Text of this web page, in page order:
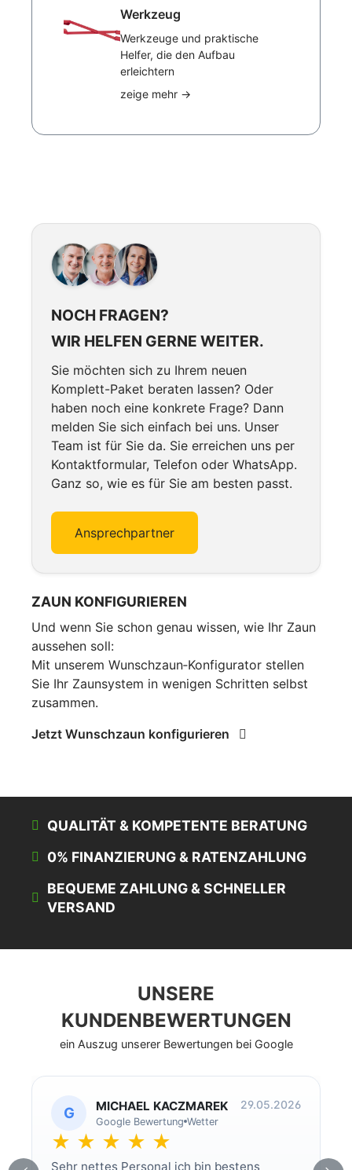
Werkzeug
Werkzeuge und praktische
Helfer, die den Aufbau
erleichtern
zeige mehr →
NOCH FRAGEN?
WIR HELFEN GERNE WEITER.
Sie möchten sich zu Ihrem neuen
Komplett-Paket beraten lassen? Oder
haben noch eine konkrete Frage? Dann
melden Sie sich einfach bei uns. Unser
Team ist für Sie da. Sie erreichen uns per
Kontaktformular, Telefon oder WhatsApp.
Ganz so, wie es für Sie am besten passt.
Ansprechpartner
ZAUN KONFIGURIEREN
Und wenn Sie schon genau wissen, wie Ihr Zaun
aussehen soll:
Mit unserem Wunschzaun‑Konfigurator stellen
Sie Ihr Zaunsystem in wenigen Schritten selbst
zusammen.
Jetzt Wunschzaun konfigurieren
QUALITÄT & KOMPETENTE BERATUNG
0% FINANZIERUNG & RATENZAHLUNG
BEQUEME ZAHLUNG & SCHNELLER
VERSAND
UNSERE
KUNDENBEWERTUNGEN
ein Auszug unserer Bewertungen bei Google
G MICHAEL KACZMAREK 29.05.2026
Google Bewertung Wetter
★ ★ ★ ★ ★
Sehr nettes Personal ich bin bestens